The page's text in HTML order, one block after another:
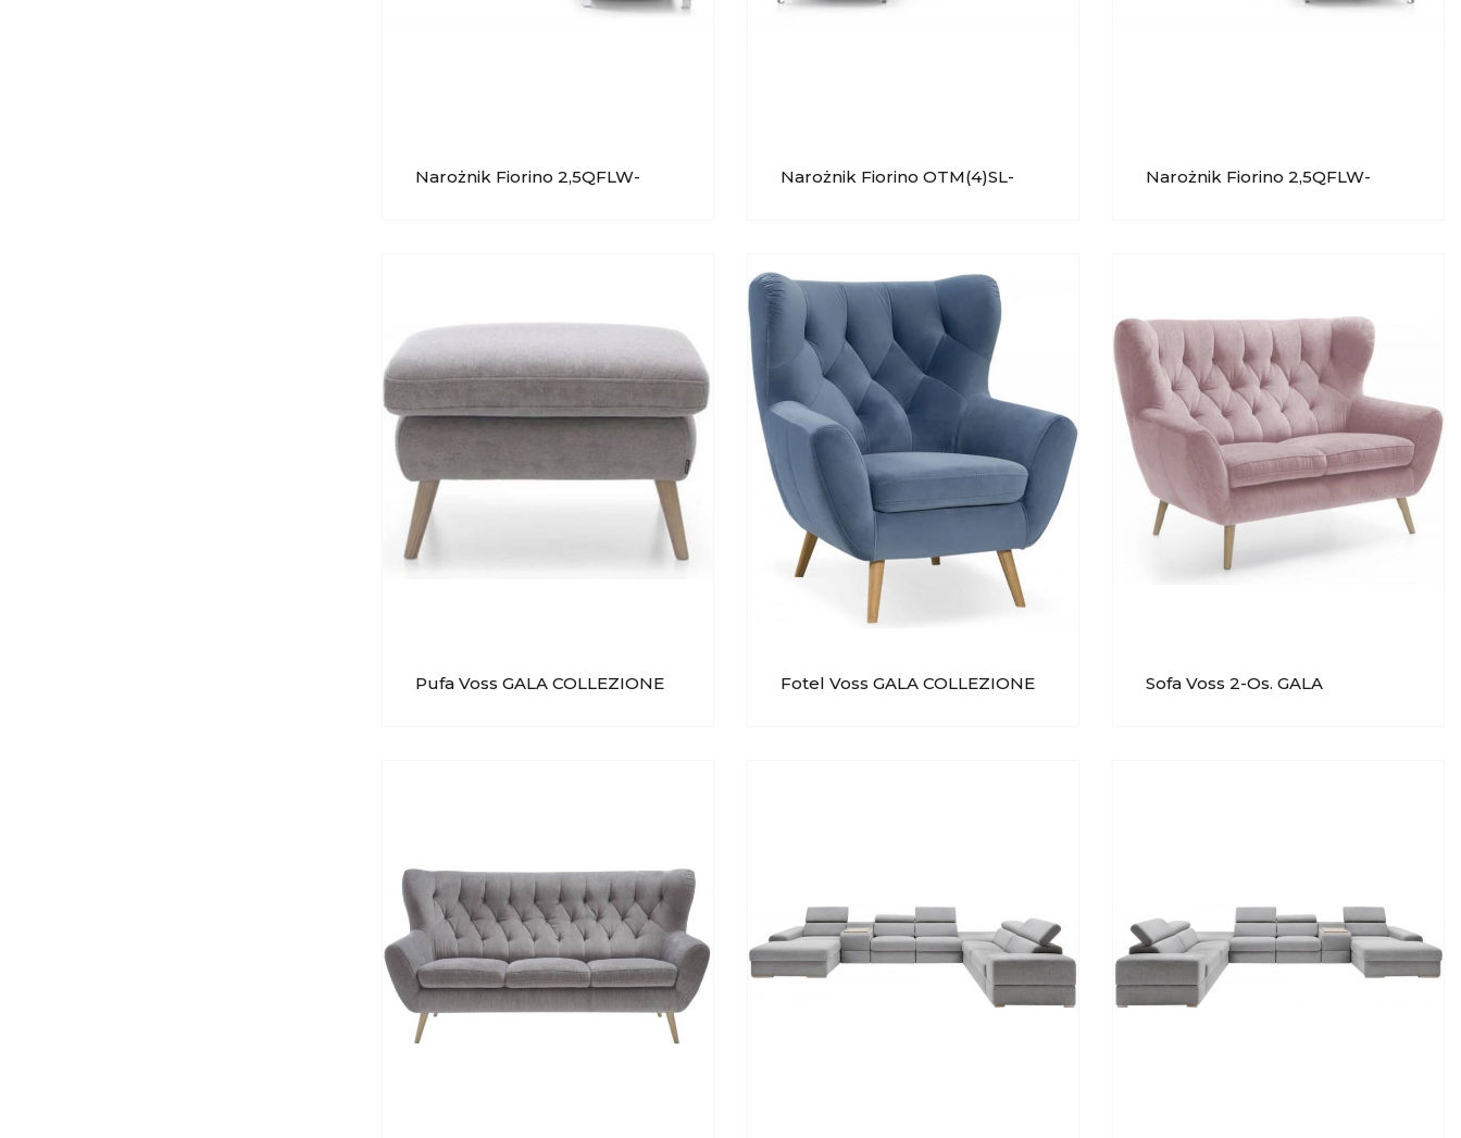
Narożnik Fiorino 2,5QFLW-
Narożnik Fiorino OTM(4)SL-
Narożnik Fiorino 2,5QFLW-
Pufa Voss GALA COLLEZIONE Fotel Voss GALA COLLEZIONE
Sofa Voss 2-Os. GALA